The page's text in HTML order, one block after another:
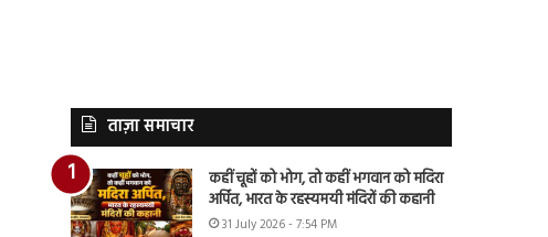
ताज़ा समाचार
कहीं चूहों को भोग, तो कहीं भगवान को मदिरा
अर्पित, भारत के रहस्यमयी मंदिरों की कहानी
31 July 2026 - 7:54 PM